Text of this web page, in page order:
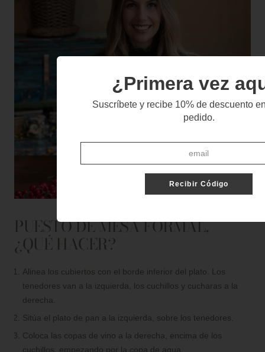
PUESTO DE MESA FORMAL,
¿QUÉ HACER?
Alinea los cubiertos con el borde inferior del plato. Los
tenedores van a la izquierda, los cuchillos y cucharas a la
derecha.
Sitúa el plato de pan a la izquierda, sobre los tenedores.
Coloca las copas de vino a la derecha, encima de los
cuchillos, empezando por la copa de agua.
¿Primera vez
Suscríbete y recibe 10% de descuento
pedido.
Recibir Código